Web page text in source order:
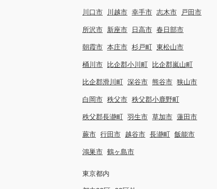
川口市 川越市 幸手市 志木市 戸田市
所沢市 新座市 日高市 春日部市
朝霞市 本庄市 杉戸町 東松山市
桶川市 比企郡小川町 比企郡嵐山町
比企郡滑川町 深谷市 熊谷市 狭山市
白岡市 秩父市 秩父郡小鹿野町
秩父郡長瀞町 羽生市 草加市 蓮田市
蕨市 行田市 越谷市 長瀞町 飯能市
鴻巣市 鶴ヶ島市
東京都内